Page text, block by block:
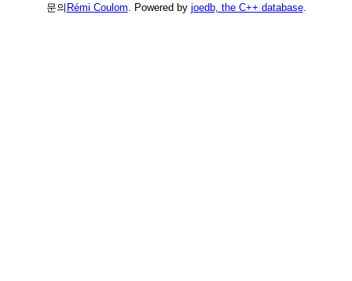
문의 Rémi Coulom . Powered by joedb, the C++ database.